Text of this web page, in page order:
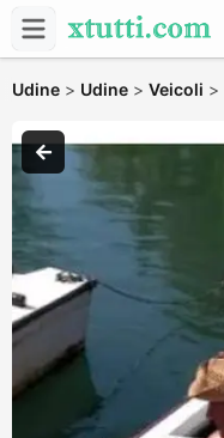
Udine > Udine > Veicoli >